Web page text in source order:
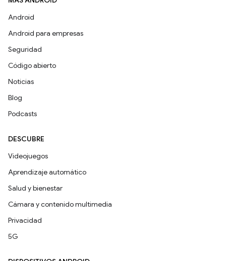
Android
Android para empresas
Seguridad
Código abierto
Noticias
Blog
Podcasts
DESCUBRE
Videojuegos
Aprendizaje automático
Salud y bienestar
Cámara y contenido multimedia
Privacidad
5G